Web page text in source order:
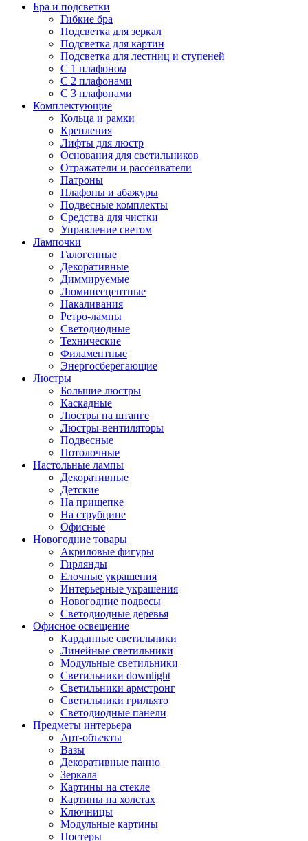
Бра и подсветки
Гибкие бра
Подсветка для зеркал
Подсветка для картин
Подсветка для лестниц и ступеней
С 1 плафоном
С 2 плафонами
С 3 плафонами
Комплектующие
Кольца и рамки
Крепления
Лифты для люстр
Основания для светильников
Отражатели и рассеиватели
Патроны
Плафоны и абажуры
Подвесные комплекты
Средства для чистки
Управление светом
Лампочки
Галогенные
Декоративные
Диммируемые
Люминесцентные
Накаливания
Ретро-лампы
Светодиодные
Технические
Филаментные
Энергосберегающие
Люстры
Большие люстры
Каскадные
Люстры на штанге
Люстры-вентиляторы
Подвесные
Потолочные
Настольные лампы
Декоративные
Детские
На прищепке
На струбцине
Офисные
Новогодние товары
Акриловые фигуры
Гирлянды
Елочные украшения
Интерьерные украшения
Новогодние подвесы
Светодиодные деревья
Офисное освещение
Карданные светильники
Линейные светильники
Модульные светильники
Светильники downlight
Светильники армстронг
Светильники грильято
Светодиодные панели
Предметы интерьера
Арт-объекты
Вазы
Декоративные панно
Зеркала
Картины на стекле
Картины на холстах
Ключницы
Модульные картины
Постеры